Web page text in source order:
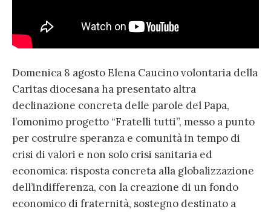
Domenica 8 agosto Elena Caucino volontaria della
Caritas diocesana ha presentato altra
declinazione concreta delle parole del Papa,
l’omonimo progetto “Fratelli tutti”, messo a punto
per costruire speranza e comunità in tempo di
crisi di valori e non solo crisi sanitaria ed
economica: risposta concreta alla globalizzazione
dell’indifferenza, con la creazione di un fondo
economico di fraternità, sostegno destinato a